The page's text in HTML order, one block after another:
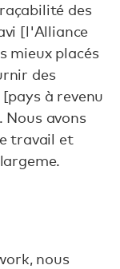
des
[l'Alliance
mieux placés
des
à revenu
avons
travail et
nous